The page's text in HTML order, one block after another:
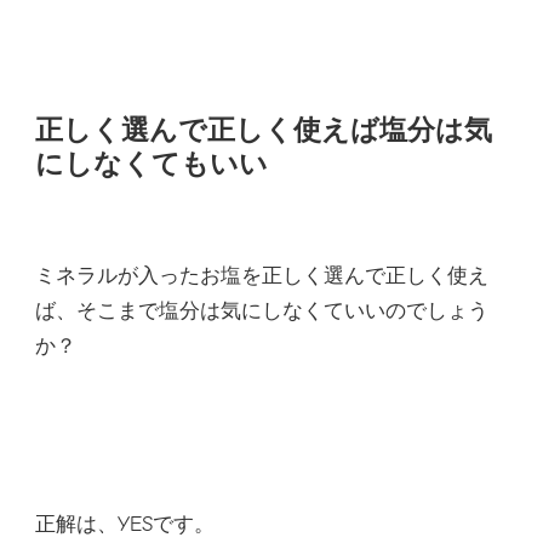
正しく選んで正しく使えば塩分は気
にしなくてもいい
ミネラルが入ったお塩を正しく選んで正しく使え
ば、そこまで塩分は気にしなくていいのでしょう
か？
正解は、YESです。